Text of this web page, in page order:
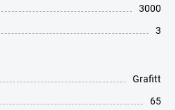
3000
3
Grafitt
65